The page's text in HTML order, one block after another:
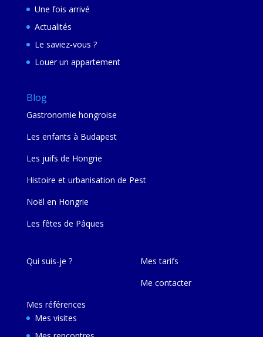
Une fois arrivé
Actualités
Le saviez-vous ?
Louer un appartement
Blog
Gastronomie hongroise
Les enfants à Budapest
Les juifs de Hongrie
Histoire et urbanisation de Pest
Noël en Hongrie
Les fêtes de Pâques
Qui suis-je ?
Mes références
Mes visites
Mes tarifs
Me contacter